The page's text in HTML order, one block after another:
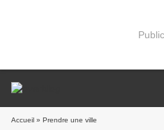
Accueil » Prendre une ville